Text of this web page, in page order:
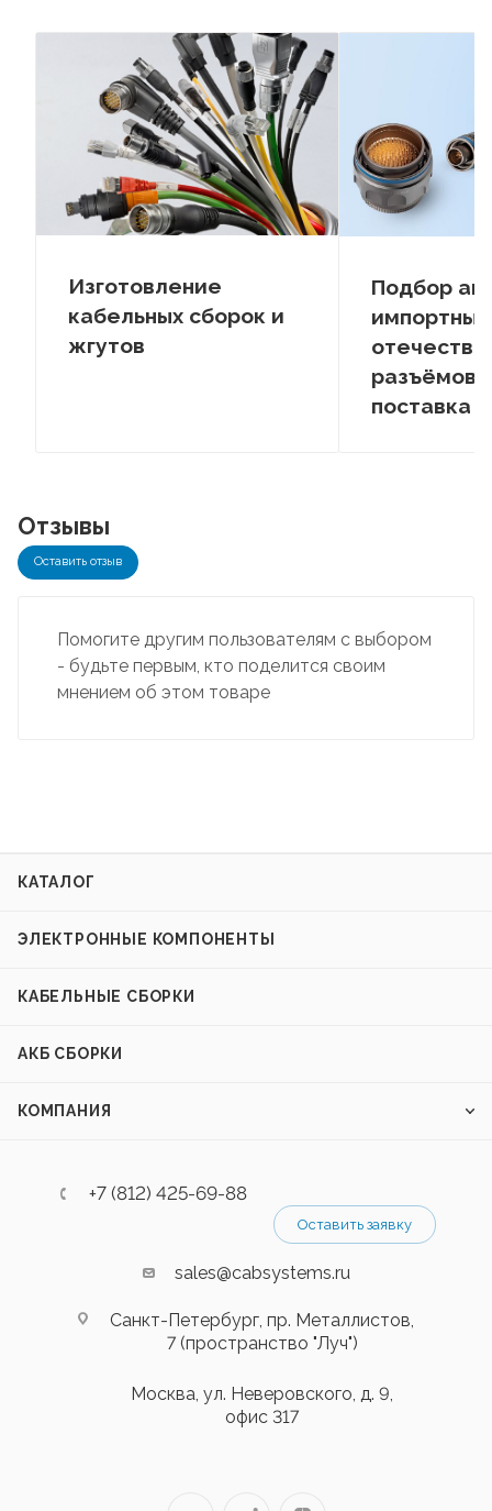
Изготовление
кабельных сборок и
жгутов
Подбор
разъёмов
поставка
Отзывы
Оставить отзыв
Помогите другим пользователям с выбором
- будьте первым, кто поделится своим
мнением об этом товаре
КАТАЛОГ
ЭЛЕКТРОННЫЕ КОМПОНЕНТЫ
КАБЕЛЬНЫЕ СБОРКИ
АКБ СБОРКИ
КОМПАНИЯ
+7 (812) 425-69-88
Оставить заявку
sales@cabsystems.ru
Санкт-Петербург, пр. Металлистов,
7 (пространство "Луч")
Москва, ул. Неверовского, д. 9,
офис 317